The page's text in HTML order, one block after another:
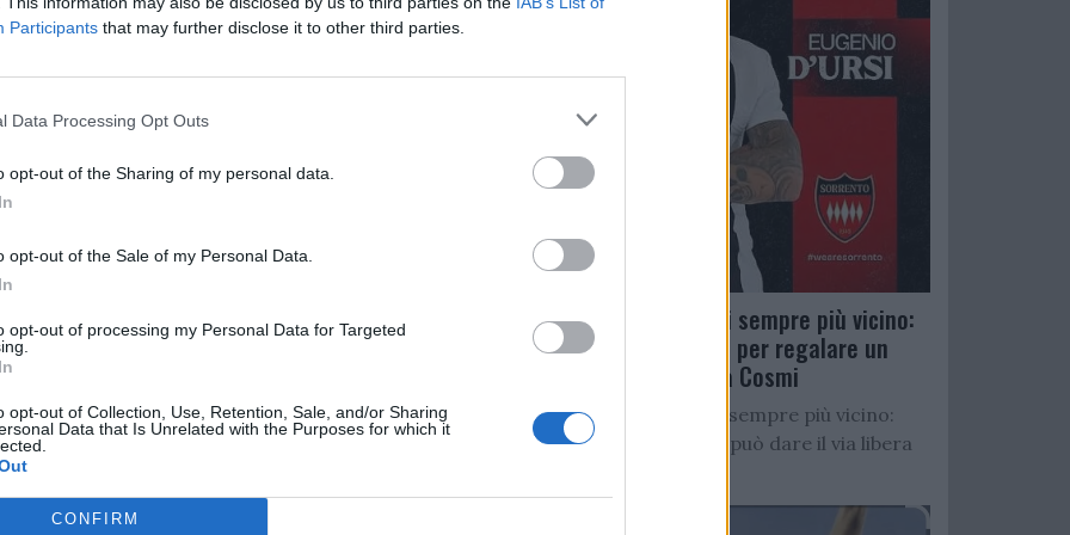
Participants that may further disclose it to other third parties.
Data Processing Opt Outs
opt-out of the Sharing of my personal data.
opt-out of the Sale of my Personal Data.
opt-out of processing my Personal Data for Targeted
opt-out of Collection, Use, Retention, Sale, and/or Sharing
Data that Is Unrelated with the Purposes for which it
CONFIRM
in prestito. Questa volta, però,
club, la trattativa è arrivata alle
documentazione per formalizzare il
ufficiale è atteso a breve. Bradarić
prestazioni positive, dimostrando
corsia mancina. Il Verona ha deciso
inserendolo nel nuovo progetto
l’opera di sfoltimento della rosa. Dopo
croato, il club granata punta a liberarsi
Sepe e del difensore centrale austriaco
nomi che pesano sul monte stipendi
Salernitana, D’Ursi sempre più vicino:
Faggiano accelera per regalare un
altro attaccante a Cosmi
Salernitana, D’Ursi sempre più vicino:
Starita al Sorrento può dare il via libera